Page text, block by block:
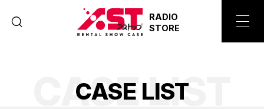
RADIO
STORE
CASE LIST
CASE LIST